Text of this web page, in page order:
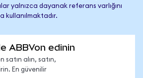
yalnızca dayanak referans varlığını
kullanılmaktadır.
ABBVon edinin
satın alın, satın,
En güvenilir